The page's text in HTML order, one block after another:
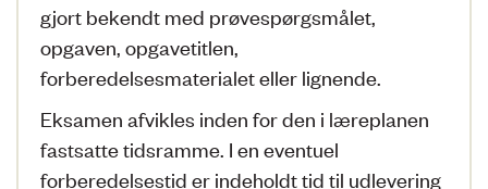
gjort bekendt med prøvespørgsmålet,
opgaven, opgavetitlen,
forberedelsesmaterialet eller lignende.
Eksamen afvikles inden for den i læreplanen
fastsatte tidsramme. I en eventuel
forberedelsestid er indeholdt tid til udlevering